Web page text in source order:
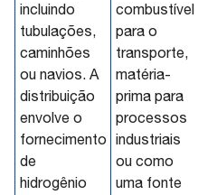
incluindo
tubulações,
caminhões
ou navios. A
distribuição
envolve o
fornecimento
de
hidrogênio
combustível
para o
transporte,
matéria-
prima para
processos
industriais
ou como
uma fonte